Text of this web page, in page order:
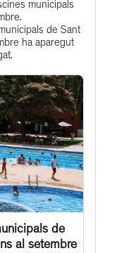
Profile
municipals
de Sant
ha aparegut
de
al setembre